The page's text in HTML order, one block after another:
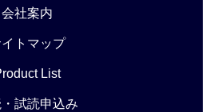
会社案内
トマップ
List
試読申込み